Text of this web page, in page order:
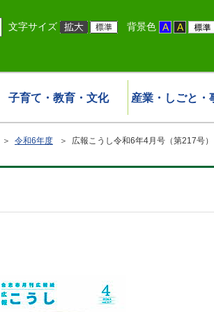
文字サイズ 背景色
子育て・教育・文化 産業・しごと・
＞ 令和6年度 ＞ 広報こうし令和6年4月号（第217号）